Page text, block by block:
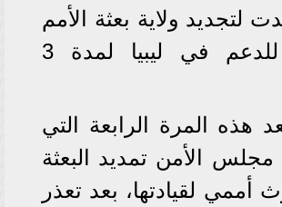
لتجديد ولاية بعثة الأمم
المتحدة للدعم في ليبيا لمدة 3
هذه المرة الرابعة التي
مجلس الأمن تمديد البعثة
أممي لقيادتها، بعد تعذر